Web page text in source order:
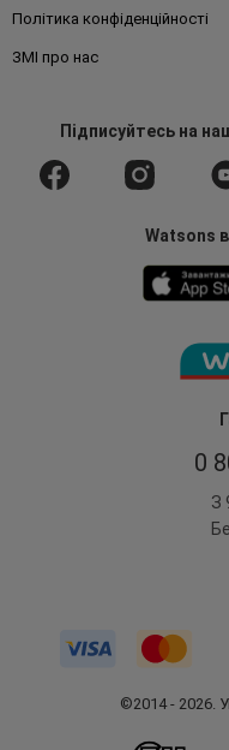
0
З
Політика конфіденційності
ЗМІ про нас
Підписуйтесьна
Watsons
©2014 - 2026.